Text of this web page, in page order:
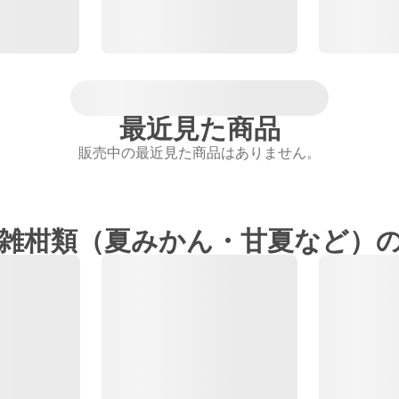
最近見た商品
販売中の最近見た商品はありません。
柑類（夏みかん・甘夏など）